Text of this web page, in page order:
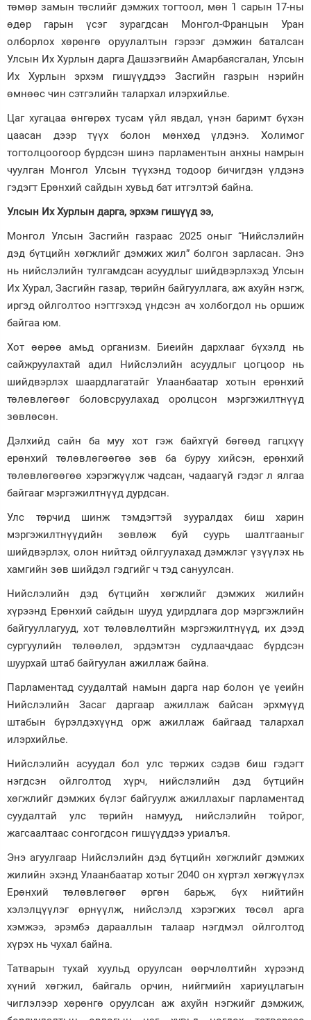
төмөр замын төслийг дэмжих тогтоол, мөн 1 сарын 17-ны
өдөр гарын үсэг зурагдсан Монгол-Францын Уран
олборлох хөрөнгө оруулалтын гэрээг дэмжин баталсан
Улсын Их Хурлын дарга Дашзэгвийн Амарбаясгалан, Улсын
Их Хурлын эрхэм гишүүддээ Засгийн газрын нэрийн
өмнөөс чин сэтгэлийн талархал илэрхийлье.
Цаг хугацаа өнгөрөх тусам үйл явдал, үнэн баримт бүхэн
цаасан дээр түүх болон мөнхөд үлдэнэ. Холимог
тогтолцоогоор бүрдсэн шинэ парламентын анхны намрын
чуулган Монгол Улсын түүхэнд тодоор бичигдэн үлдэнэ
гэдэгт Ерөнхий сайдын хувьд бат итгэлтэй байна.
Улсын Их Хурлын дарга, эрхэм гишүүд ээ,
Монгол Улсын Засгийн газраас 2025 оныг “Нийслэлийн
дэд бүтцийн хөгжлийг дэмжих жил” болгон зарласан. Энэ
нь нийслэлийн тулгамдсан асуудлыг шийдвэрлэхэд Улсын
Их Хурал, Засгийн газар, төрийн байгууллага, аж ахуйн нэгж,
иргэд ойлголтоо нэгтгэхэд үндсэн ач холбогдол нь оршиж
байгаа юм.
Хот өөрөө амьд организм. Биеийн дархлааг бүхэлд нь
сайжруулахтай адил Нийслэлийн асуудлыг цогцоор нь
шийдвэрлэх шаардлагатайг Улаанбаатар хотын ерөнхий
төлөвлөгөөг боловсруулахад оролцсон мэргэжилтнүүд
зөвлөсөн.
Дэлхийд сайн ба муу хот гэж байхгүй бөгөөд гагцхүү
ерөнхий төлөвлөгөөгөө зөв ба буруу хийсэн, ерөнхий
төлөвлөгөөгөө хэрэгжүүлж чадсан, чадаагүй гэдэг л ялгаа
байгааг мэргэжилтнүүд дурдсан.
Улс төрчид шинж тэмдэгтэй зууралдах биш харин
мэргэжилтнүүдийн зөвлөж буй суурь шалтгааныг
шийдвэрлэх, олон нийтэд ойлгуулахад дэмжлэг үзүүлэх нь
хамгийн зөв шийдэл гэдгийг ч тэд сануулсан.
Нийслэлийн дэд бүтцийн хөгжлийг дэмжих жилийн
хүрээнд Ерөнхий сайдын шууд удирдлага дор мэргэжлийн
байгууллагууд, хот төлөвлөлтийн мэргэжилтнүүд, их дээд
сургуулийн төлөөлөл, эрдэмтэн судлаачдаас бүрдсэн
шуурхай штаб байгуулан ажиллаж байна.
Парламентад суудалтай намын дарга нар болон үе үеийн
Нийслэлийн Засаг даргаар ажиллаж байсан эрхмүүд
штабын бүрэлдэхүүнд орж ажиллаж байгаад талархал
илэрхийлье.
Нийслэлийн асуудал бол улс төржих сэдэв биш гэдэгт
нэгдсэн ойлголтод хүрч, нийслэлийн дэд бүтцийн
хөгжлийг дэмжих бүлэг байгуулж ажиллахыг парламентад
суудалтай улс төрийн намууд, нийслэлийн тойрог,
жагсаалтаас сонгогдсон гишүүддээ уриалъя.
Энэ агуулгаар Нийслэлийн дэд бүтцийн хөгжлийг дэмжих
жилийн эхэнд Улаанбаатар хотыг 2040 он хүртэл хөгжүүлэх
Ерөнхий төлөвлөгөөг өргөн барьж, бүх нийтийн
хэлэлцүүлэг өрнүүлж, нийслэлд хэрэгжих төсөл арга
хэмжээ, эрэмбэ дарааллын талаар нэгдмэл ойлголтод
хүрэх нь чухал байна.
Татварын тухай хуульд оруулсан өөрчлөлтийн хүрээнд
хүний хөгжил, байгаль орчин, нийгмийн хариуцлагын
чиглэлээр хөрөнгө оруулсан аж ахуйн нэгжийг дэмжиж,